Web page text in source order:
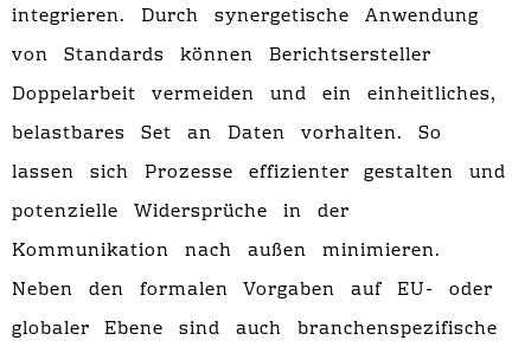
integrieren. Durch synergetische Anwendung
von Standards können Berichtsersteller
Doppelarbeit vermeiden und ein einheitliches,
belastbares Set an Daten vorhalten. So
lassen sich Prozesse effizienter gestalten und
potenzielle Widersprüche in der
Kommunikation nach außen minimieren.
Neben den formalen Vorgaben auf EU- oder
globaler Ebene sind auch branchenspezifische